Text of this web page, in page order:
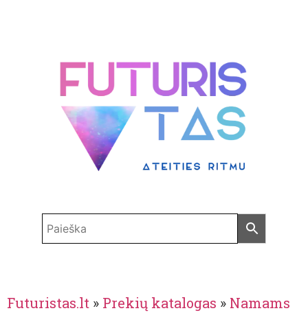
Futuristas.lt » Prekių katalogas » Namams